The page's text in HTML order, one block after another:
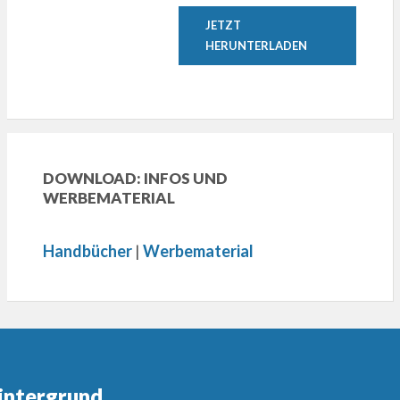
JETZT
HERUNTERLADEN
DOWNLOAD: INFOS UND
WERBEMATERIAL
Handbücher| Werbematerial